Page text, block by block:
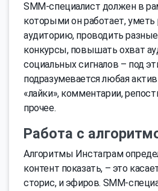
SMM-специалист должен в
которыми он работает,
аудиторию, проводить
конкурсы, повышать охват
социальных сигналов – под
подразумевается любая
«лайки», комментарии,
прочее.
Работа с
Алгоритмы Инстаграм
контент показать, – это
сторис, и эфиров. SMM-